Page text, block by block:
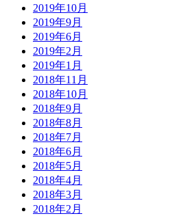
2019年10月
2019年9月
2019年6月
2019年2月
2019年1月
2018年11月
2018年10月
2018年9月
2018年8月
2018年7月
2018年6月
2018年5月
2018年4月
2018年3月
2018年2月